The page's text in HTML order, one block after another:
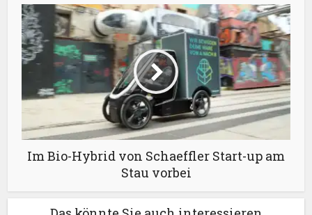
Im Bio-Hybrid von Schaeffler Start-up am
Stau vorbei